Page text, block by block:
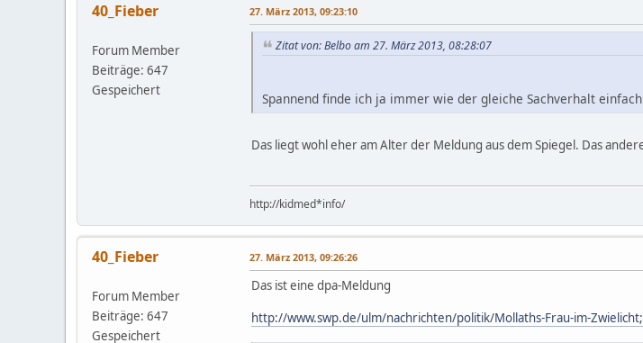
40_Fieber
Forum Member
Beiträge: 647
Gespeichert
27. März 2013, 09:23:10
Zitat von: Belbo am 27. März 2013, 08:28:07
Spannend finde ich ja immer wie der gleiche Sachverhalt
Das liegt wohl eher am Alter der Meldung aus dem Spiegel. Das
http://kidmed*info/
40_Fieber
Forum Member
Beiträge: 647
Gespeichert
27. März 2013, 09:26:26
Das ist eine dpa-Meldung
http://www.swp.de/ulm/nachrichten/politik/Mollaths-Frau-im-